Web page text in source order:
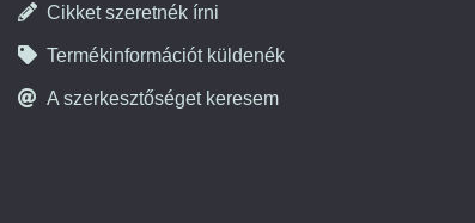
Cikket szeretnék írni
Termékinformációt küldenék
A szerkesztőséget keresem